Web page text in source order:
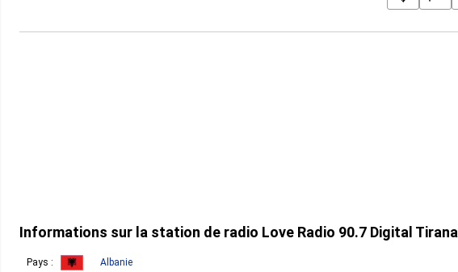
Informations sur la station de radio Love Radio 90.7 Digital Tirana
Pays : Albanie